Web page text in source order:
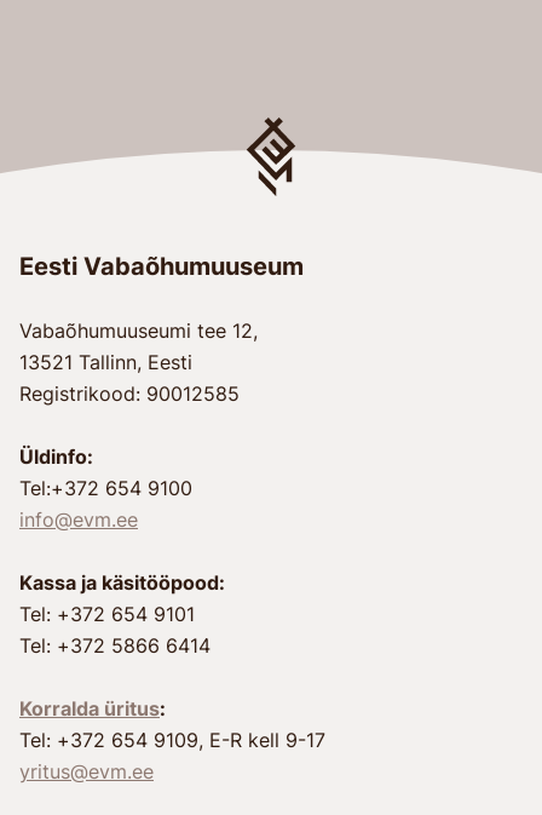
Eesti Vabaõhumuuseum
Vabaõhumuuseumi tee 12,
13521 Tallinn, Eesti
Registrikood: 90012585
Üldinfo:
Tel:+372 654 9100
info@evm.ee
Kassa ja käsitööpood:
Tel: +372 654 9101
Tel: +372 5866 6414
Korralda üritus:
Tel: +372 654 9109, E-R kell 9-17
yritus@evm.ee